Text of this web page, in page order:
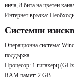
инча, 8 бита на цветен
Интернет връзка:
Системни
Операционна система:
поддържа.
Процесор: 1 гигахерц
RAM памет: 2 GB.